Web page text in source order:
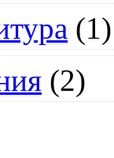
(1)
(2)